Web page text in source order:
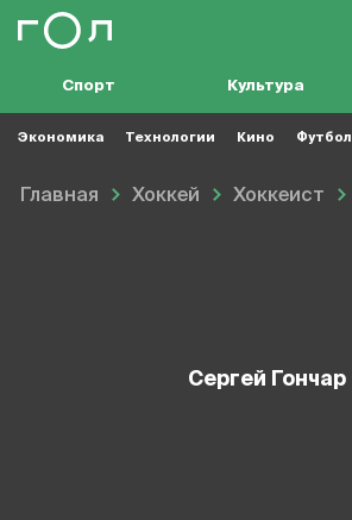
Спорт Культура
Экономика Технологии Кино Футбол
Главная Хоккей Хоккеист
Сергей Гончар